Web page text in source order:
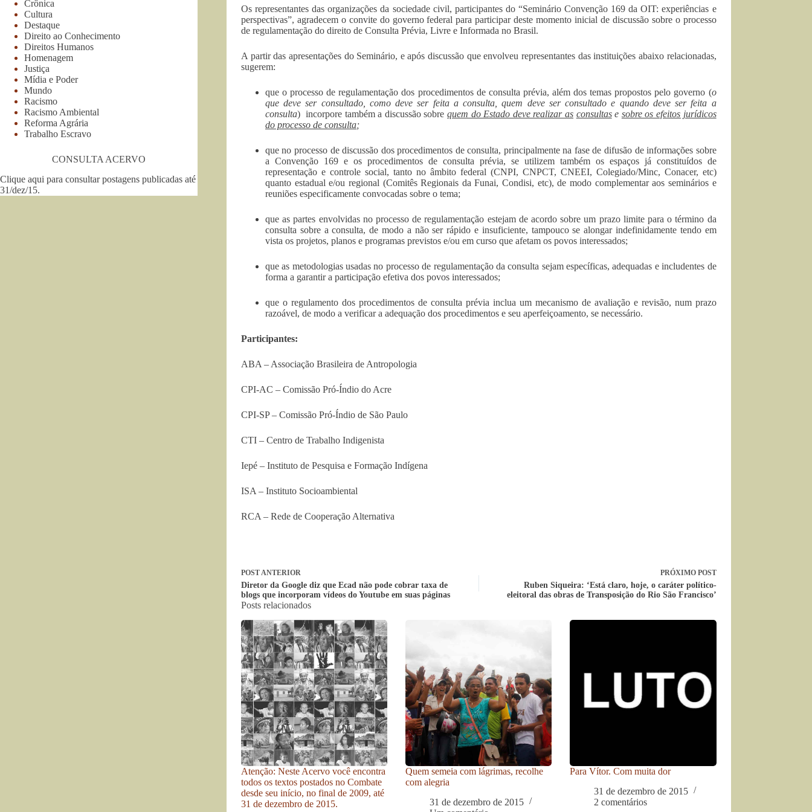
Os representantes das organizações da sociedade civil, participantes do “Seminário Convenção 169 da OIT: experiências e
perspectivas”, agradecem o convite do governo federal para participar deste momento inicial de discussão sobre o processo
de regulamentação do direito de Consulta Prévia, Livre e Informada no Brasil.
A partir das apresentações do Seminário, e após discussão que envolveu representantes das instituições abaixo relacionadas,
sugerem:
que o processo de regulamentação dos procedimentos de consulta prévia, além dos temas propostos pelo governo (o
que deve ser consultado, como deve ser feita a consulta, quem deve ser consultado e quando deve ser feita a
consulta) incorpore também a discussão sobrequem do Estado deve realizar as consultase sobre os efeitos jurídicos
do processo de consulta;
que no processo de discussão dos procedimentos de consulta, principalmente na fase de difusão de informações sobre
a Convenção 169 e os procedimentos de consulta prévia, se utilizem também os espaços já constituídos de
representação e controle social, tanto no âmbito federal (CNPI, CNPCT, CNEEI, Colegiado/Minc, Conacer, etc)
quanto estadual e/ou regional (Comitês Regionais da Funai, Condisi, etc), de modo complementar aos seminários e
reuniões especificamente convocadas sobre o tema;
que as partes envolvidas no processo de regulamentação estejam de acordo sobre um prazo limite para o término da
consulta sobre a consulta, de modo a não ser rápido e insuficiente, tampouco se alongar indefinidamente tendo em
vista os projetos, planos e programas previstos e/ou em curso que afetam os povos interessados;
que as metodologias usadas no processo de regulamentação da consulta sejam específicas, adequadas e includentes de
forma a garantir a participação efetiva dos povos interessados;
que o regulamento dos procedimentos de consulta prévia inclua um mecanismo de avaliação e revisão, num prazo
razoável, de modo a verificar a adequação dos procedimentos e seu aperfeiçoamento, se necessário.
Participantes:
ABA – Associação Brasileira de Antropologia
CPI-AC – Comissão Pró-Índio do Acre
CPI-SP – Comissão Pró-Índio de São Paulo
CTI – Centro de Trabalho Indigenista
Iepé – Instituto de Pesquisa e Formação Indígena
ISA – Instituto Socioambiental
RCA – Rede de Cooperação Alternativa
POSTANTERIOR
Diretor da Google diz que Ecad não pode cobrar taxa de
blogs que incorporam vídeos do Youtube em suas páginas
PRÓXIMO POST
Ruben Siqueira: ‘Está claro, hoje, o caráter político-
eleitoral das obras de Transposição do Rio São Francisco’
Posts relacionados
Atenção: Neste Acervo você encontra
todos os textos postados no Combate
desde seu início, no final de 2009, até
31 de dezembro de 2015.
Quem semeia com lágrimas, recolhe
com alegria
31 de dezembro de 2015
Para Vítor. Com muita dor
31 de dezembro de 2015
2 comentários
Crônica
Cultura
Destaque
Direito ao Conhecimento
Direitos Humanos
Homenagem
Justiça
Mídia e Poder
Mundo
Racismo
Racismo Ambiental
Reforma Agrária
Trabalho Escravo
CONSULTA ACERVO
Clique aqui para consultar postagens publicadas até
31/dez/15.